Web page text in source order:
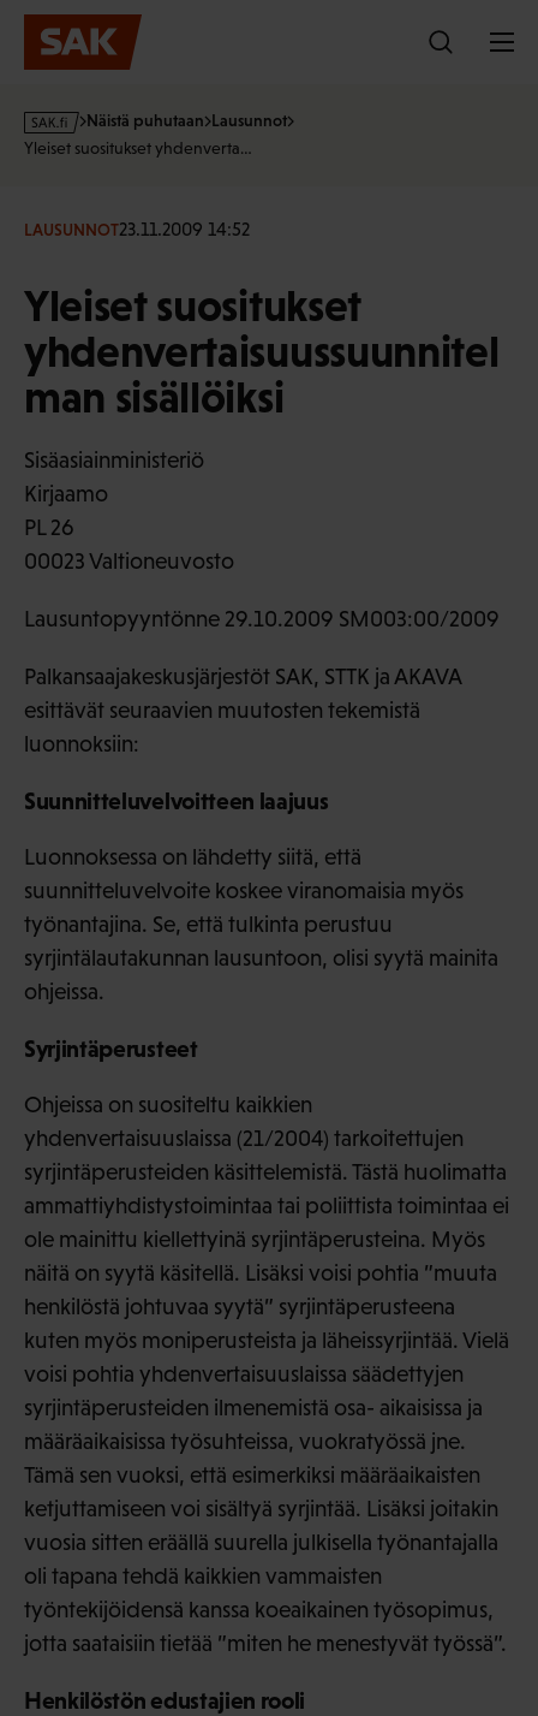
Hyppää
sisältöön
s
a
f
Näistä puhutaan Lausunnot
Yleiset suositukset yhdenverta…
LAUSUNNOT23.11.2009 14:52
Yleiset suositukset
yhdenvertaisuussuunnitel
man sisällöiksi
Sisäasiainministeriö
Kirjaamo
PL 26
00023 Valtioneuvosto
Lausuntopyyntönne 29.10.2009 SM003:00/2009
Palkansaajakeskusjärjestöt SAK, STTK ja AKAVA
esittävät seuraavien muutosten tekemistä
luonnoksiin:
Suunnitteluvelvoitteen laajuus
Luonnoksessa on lähdetty siitä, että
suunnitteluvelvoite koskee viranomaisia myös
työnantajina. Se, että tulkinta perustuu
syrjintälautakunnan lausuntoon, olisi syytä mainita
ohjeissa.
Syrjintäperusteet
Ohjeissa on suositeltu kaikkien
yhdenvertaisuuslaissa (21/2004) tarkoitettujen
syrjintäperusteiden käsittelemistä. Tästä huolimatta
ammattiyhdistystoimintaa tai poliittista toimintaa ei
ole mainittu kiellettyinä syrjintäperusteina. Myös
näitä on syytä käsitellä. Lisäksi voisi pohtia ”muuta
henkilöstä johtuvaa syytä” syrjintäperusteena
kuten myös moniperusteista ja läheissyrjintää. Vielä
voisi pohtia yhdenvertaisuuslaissa säädettyjen
syrjintäperusteiden ilmenemistä osa- aikaisissa ja
määräaikaisissa työsuhteissa, vuokratyössä jne.
Tämä sen vuoksi, että esimerkiksi määräaikaisten
ketjuttamiseen voi sisältyä syrjintää. Lisäksi joitakin
vuosia sitten eräällä suurella julkisella työnantajalla
oli tapana tehdä kaikkien vammaisten
työntekijöidensä kanssa koeaikainen työsopimus,
jotta saataisiin tietää ”miten he menestyvät työssä”.
Henkilöstön edustajien rooli